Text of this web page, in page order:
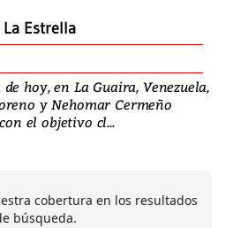
Estrella
hoy, en La Guaira, Venezuela,
y Nehomar Cermeño
el objetivo cl...
cobertura en los resultados
búsqueda.